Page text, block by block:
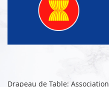
Drapeau de Table: Association